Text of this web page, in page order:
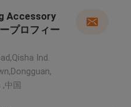
Accessory
プロフィー
Ind.
中国